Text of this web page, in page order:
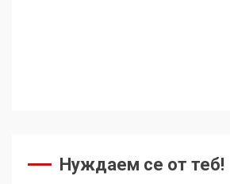
Нуждаем се от теб!